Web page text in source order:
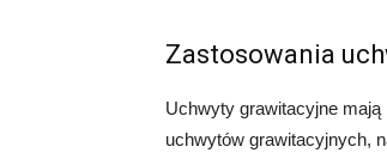
Zastosowania
Uchwyty grawitacyjne
uchwytów grawitacyjnych,